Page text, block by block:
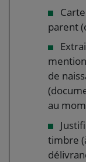
parent
de
au
timbre